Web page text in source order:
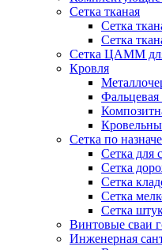
Сетка тканая
Сетка
Сетка
Сетка ЦАММ
Кровля
Фальцевая
Сетка по
Сетка для
Сетка
Сетка
Сетка
Сетка
Винтовые сваи
Инженерная